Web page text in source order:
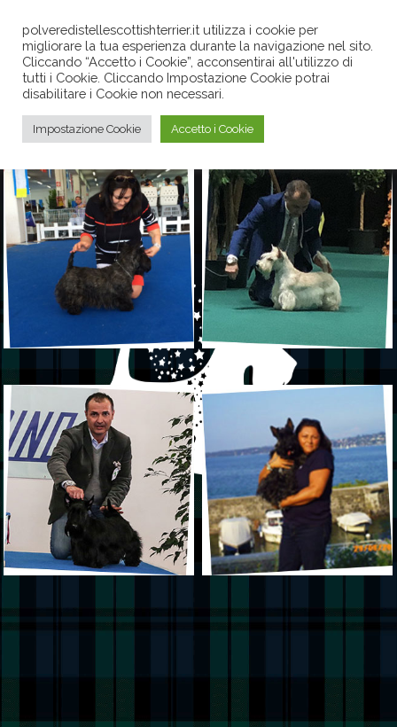
polveredistellescottishterrier.it utilizza i cookie per
migliorare la tua esperienza durante la navigazione nel sito.
Cliccando “Accetto i Cookie”, acconsentirai all'utilizzo di
tutti i Cookie. Cliccando Impostazione Cookie potrai
disabilitare i Cookie non necessari.
Impostazione Cookie Accetto i Cookie